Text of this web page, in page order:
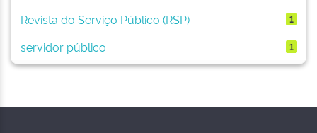
Revista do Serviço Público (RSP) 1
servidor público 1